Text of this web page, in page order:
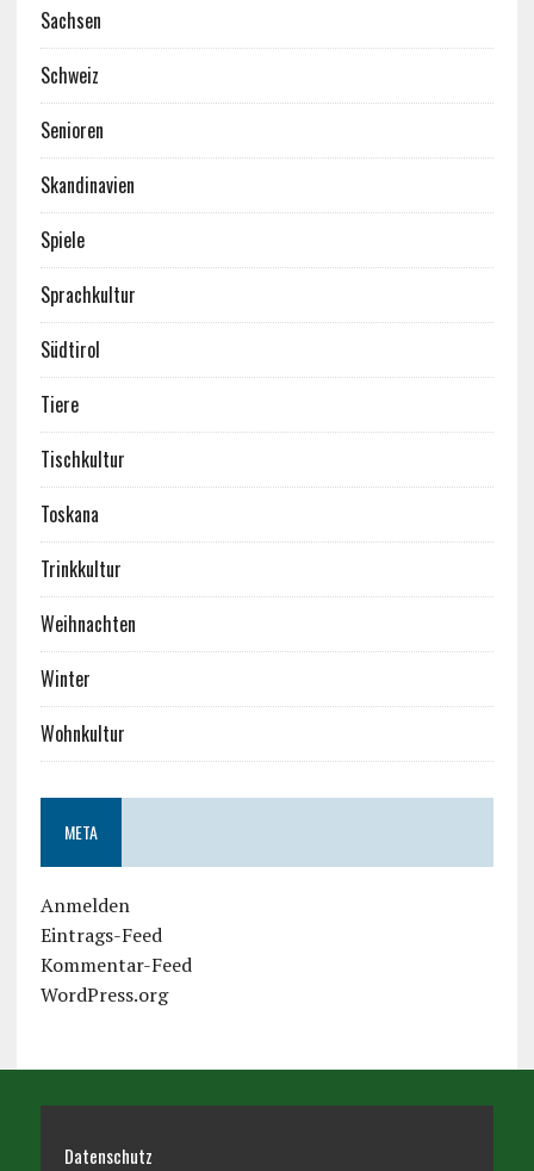
Sachsen
Schweiz
Senioren
Skandinavien
Spiele
Sprachkultur
Südtirol
Tiere
Tischkultur
Toskana
Trinkkultur
Weihnachten
Winter
Wohnkultur
META
Anmelden
Eintrags-Feed
Kommentar-Feed
WordPress.org
Datenschutz